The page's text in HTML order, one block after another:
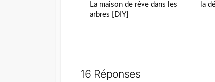
La maison de rêve dans les
arbres [DIY]
la
16 Réponses